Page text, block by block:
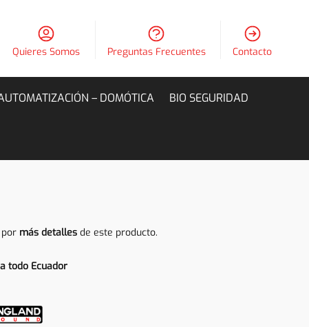
Quieres Somos Preguntas Frecuentes Contacto
– DOMÓTICA BIO SEGURIDAD
más detallesde este producto.
todo Ecuador